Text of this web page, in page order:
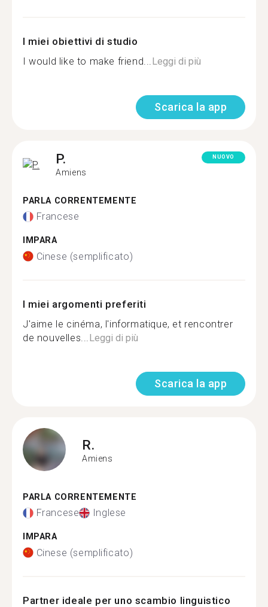
I miei obiettivi di studio
I would like to make friend... Leggi di più
Scarica la app
P.
Amiens
NUOVO
PARLA CORRENTEMENTE
Francese
IMPARA
Cinese (semplificato)
I miei argomenti preferiti
J'aime le cinéma, l'informatique, et rencontrer
de nouvelles... Leggi di più
Scarica la app
R.
Amiens
PARLA CORRENTEMENTE
Francese Inglese
IMPARA
Cinese (semplificato)
Partner ideale per uno scambio linguistico